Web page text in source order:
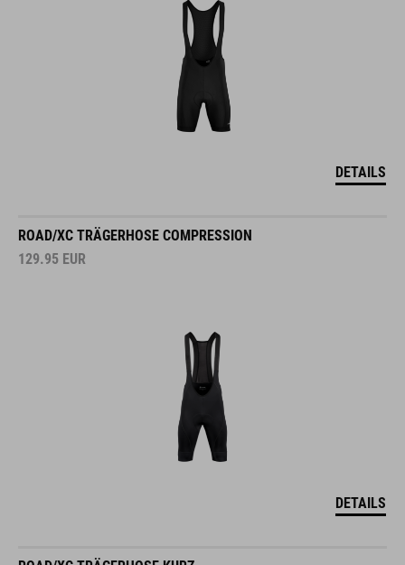
DETAILS
ROAD/XC TRÄGERHOSE COMPRESSION
129.95 EUR
DETAILS